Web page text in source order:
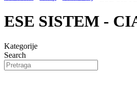
ESE SISTEM -
Kategorije
Search